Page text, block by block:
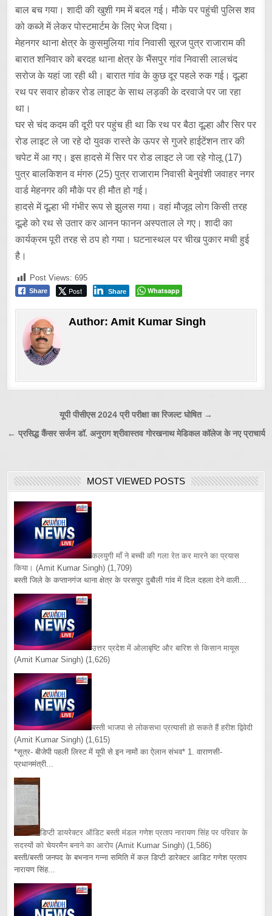
बाल बच गया। शादी की खुशी गम में बदल गई। मौके पर पहुंची पुलिस शव
को कब्जे में लेकर पोस्टमार्टम के लिए भेज दिया।
मेहनगर थाना क्षेत्र के कुसमुलिया गांव निवासी सूरज पुत्र राजाराम की
बारात शनिवार को बरदह थाना क्षेत्र के भैंसपुर गांव निवासी लालचंद
सरोज के यहां जा रही थी। बारात गांव के कुछ दूर पहले रुक गई। दूल्हा
रथ पर सवार होकर रोड लाइट के साथ लड़की के दरवाजे पर जा रहा
था।
घर से चंद कदम की दूरी पर पहुंच ही था कि रथ पर बैठा दूल्हा और सिर पर
रोड लाइट ले जा रहे दो युवक रास्ते के ऊपर से गुजरे हाईटेंशन तार की
चपेट में आ गए। इस हादसे में सिर पर रोड लाइट ले जा रहे गोलू (17)
पुत्र बालकिशन व मंगरु (25) पुत्र राजाराम निवासी बेनुवंशी जवाहर नगर
वार्ड मेहनगर की मौके पर ही मौत हो गई।
हादसे में दूल्हा भी गंभीर रूप से झुलस गया। वहां मौजूद लोग किसी तरह
दूल्हे को रथ से उतार कर आनन फानन अस्पताल ले गए। शादी का
कार्यक्रम पूरी तरह से ठप हो गया। घटनास्थल पर चीख पुकार मची हुई
है।
Post Views: 695
Share Post Share Whatsapp
Author:Amit Kumar Singh
navigation
यूपी पीसीएस 2024 प्री परीक्षा का रिजल्ट घोषित →
← प्रसिद्ध कैंसर सर्जन डॉ. अनुराग श्रीवास्तव गोरखनाथ मेडिकल कॉलेज के नए प्राचार्य
MOST VIEWED POSTS
कलयुगी माँ ने बच्ची की गला रेत कर मारने का प्रयास
किया। (Amit Kumar Singh) (1,709)
बस्ती जिले के कप्तानगंज थाना क्षेत्र के परसपुर दुबौली गांव में दिल दहला देने वाली...
उत्तर प्रदेश में ओलाबृष्टि और बारिश से किसान मायूस
(Amit Kumar Singh) (1,626)
बस्ती भाजपा से लोकसभा प्रत्यासी हो सकते हैं हरीश द्विवेदी
(Amit Kumar Singh) (1,615)
*सूत्र- बीजेपी पहली लिस्ट में यूपी से इन नामों का ऐलान संभव* 1. वाराणसी-
प्रधानमंत्री...
डिप्टी डायरेक्टर ऑडिट बस्ती मंडल गणेश प्रताप नारायण सिंह पर परिवार के
सदस्यों को चेयरमैन बनाने का आरोप (Amit Kumar Singh) (1,586)
बस्ती/बस्ती जनपद के बभनान गन्ना समिति में कल डिप्टी डारेक्टर आडिट गणेश प्रताप
नारायण सिंह...